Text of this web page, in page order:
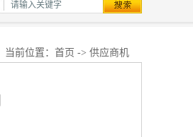
当前位置： 首页 -> 供应商机